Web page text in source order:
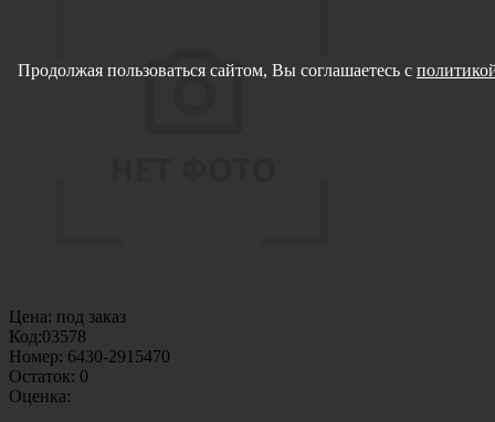
Цена: под заказ
Код:03578
Номер: 6430-2915470
Остаток: 0
Оценка:
Продолжая пользоваться сайтом, Вы соглашаетесь с